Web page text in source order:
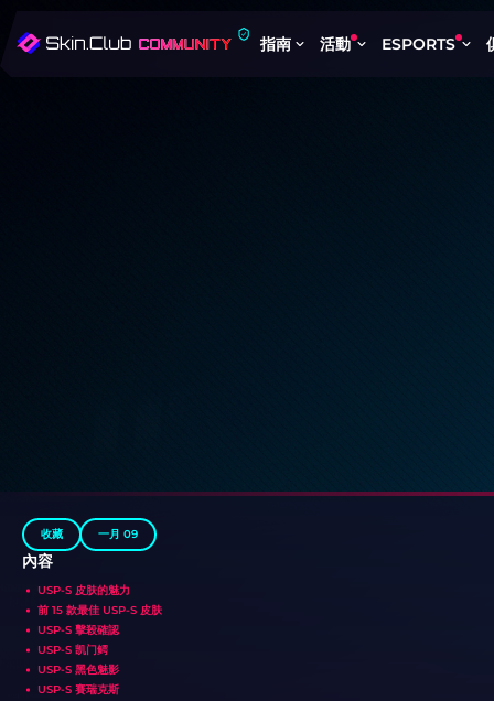
指南 活動 ESPORTS
收藏 一月 09
內容
USP-S 皮肤的魅力
前 15 款最佳 USP-S 皮肤
USP-S 擊殺確認
USP-S 凯门鳄
USP-S 黑色魅影
USP-S 賽瑞克斯